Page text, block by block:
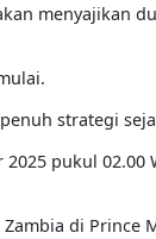
menyajikan
strategi
pukul 02.00
di Prince